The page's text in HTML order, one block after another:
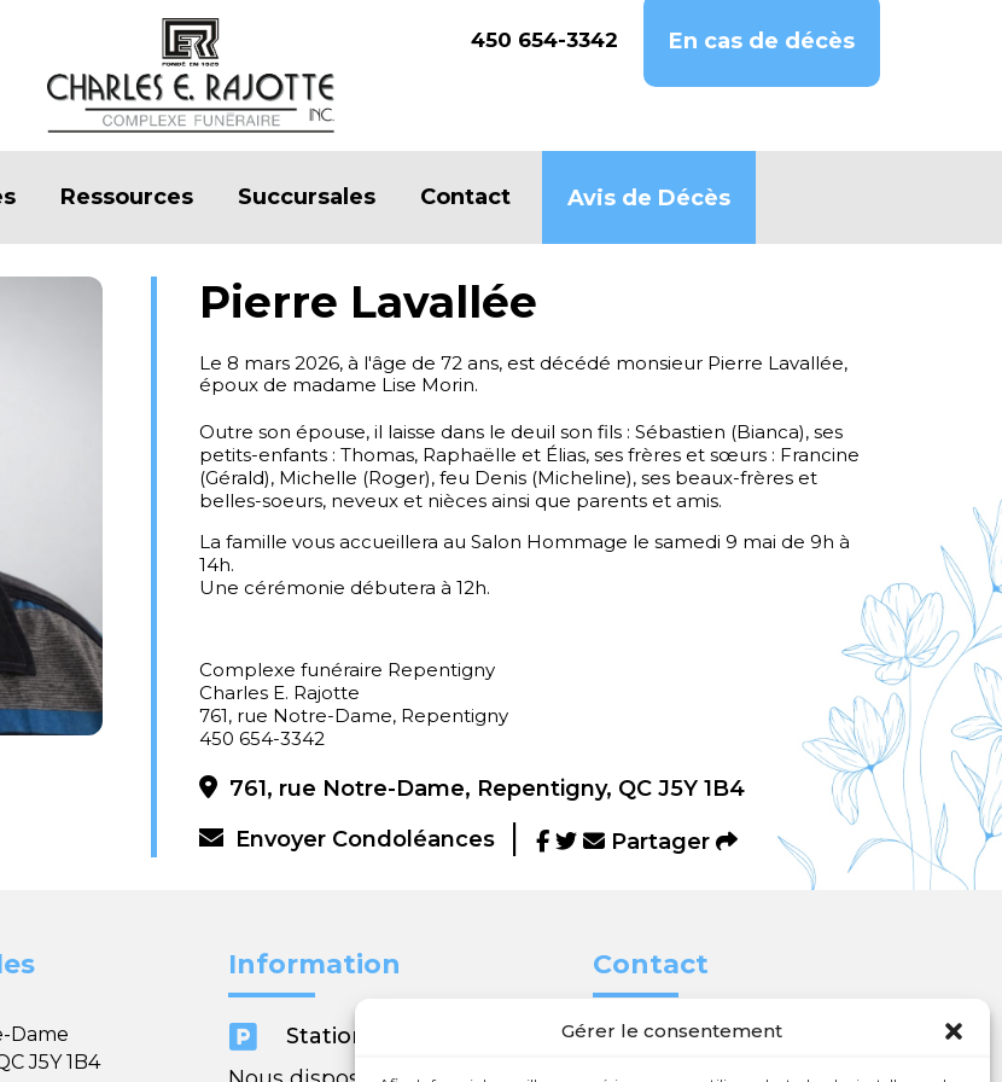
Gérer le consentement
450 654-3342 En cas de décès
Ressources Succursales Contact Avis de Décès
Pierre Lavallée
Le 8 mars 2026, à l'âge de 72 ans, est décédé monsieur Pierre Lavallée,
époux de madame Lise Morin.
Outre son épouse, il laisse dans le deuil son fils : Sébastien (Bianca), ses
petits-enfants : Thomas, Raphaëlle et Élias, ses frères et sœurs : Francine
(Gérald), Michelle (Roger), feu Denis (Micheline), ses beaux-frères et
belles-soeurs, neveux et nièces ainsi que parents et amis.
La famille vous accueillera au Salon Hommage le samedi 9 mai de 9h à
14h.
Une cérémonie débutera à 12h.
Complexe funéraire Repentigny
Charles E. Rajotte
761, rue Notre-Dame, Repentigny
450 654-3342
761, rue Notre-Dame, Repentigny, QC J5Y 1B4
Envoyer Condoléances
Partager
Dame
J5Y 1B4
Information

Stationnement
Contact
 450 654-3342